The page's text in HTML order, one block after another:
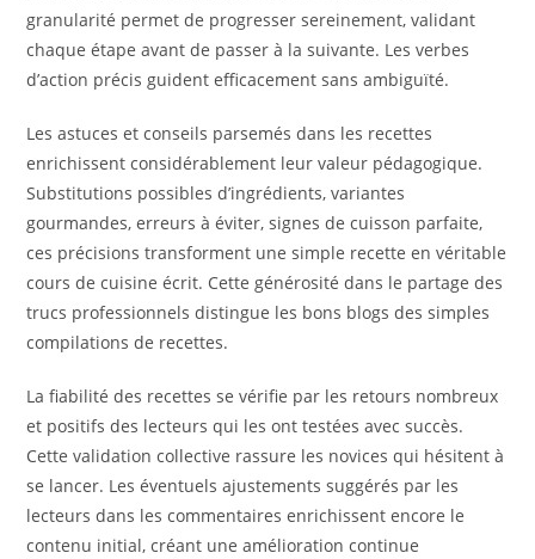
granularité permet de progresser sereinement, validant
chaque étape avant de passer à la suivante. Les verbes
d’action précis guident efficacement sans ambiguïté.
Les astuces et conseils parsemés dans les recettes
enrichissent considérablement leur valeur pédagogique.
Substitutions possibles d’ingrédients, variantes
gourmandes, erreurs à éviter, signes de cuisson parfaite,
ces précisions transforment une simple recette en véritable
cours de cuisine écrit. Cette générosité dans le partage des
trucs professionnels distingue les bons blogs des simples
compilations de recettes.
La fiabilité des recettes se vérifie par les retours nombreux
et positifs des lecteurs qui les ont testées avec succès.
Cette validation collective rassure les novices qui hésitent à
se lancer. Les éventuels ajustements suggérés par les
lecteurs dans les commentaires enrichissent encore le
contenu initial, créant une amélioration continue